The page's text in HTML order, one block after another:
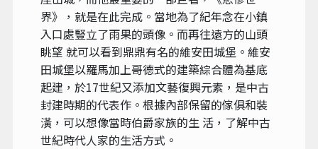
界》，就是在此完成。當地為了紀年念在小鎮
入口處豎立了雨果的頭像。而再往遠方的山頭
眺望 就可以看到鼎鼎有名的維安田城堡。維安
田城堡以羅馬加上哥德式的建築綜合體為基底
起建，於17世紀又添加文藝復興元素，是中古
封建時期的代表作。根據內部保留的傢俱和裝
潢，可以想像當時伯爵家族的生 活，了解中古
世紀時代人家的生活方式。